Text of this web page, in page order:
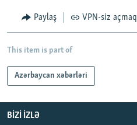
Paylaş VPN-siz açmaq
This item is part of
Azərbaycan xəbərləri
BIZI IZLƏ